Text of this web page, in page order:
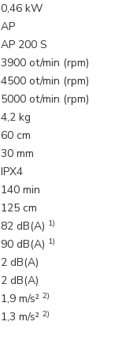
0,46 kW
AP
AP 200 S
3900 ot/min (rpm)
4500 ot/min (rpm)
5000 ot/min (rpm)
4,2 kg
60 cm
30 mm
IPX4
140 min
125 cm
82 dB(A) 1)
90 dB(A) 1)
2 dB(A)
2 dB(A)
1,9 m/s²2)
1,3 m/s²2)